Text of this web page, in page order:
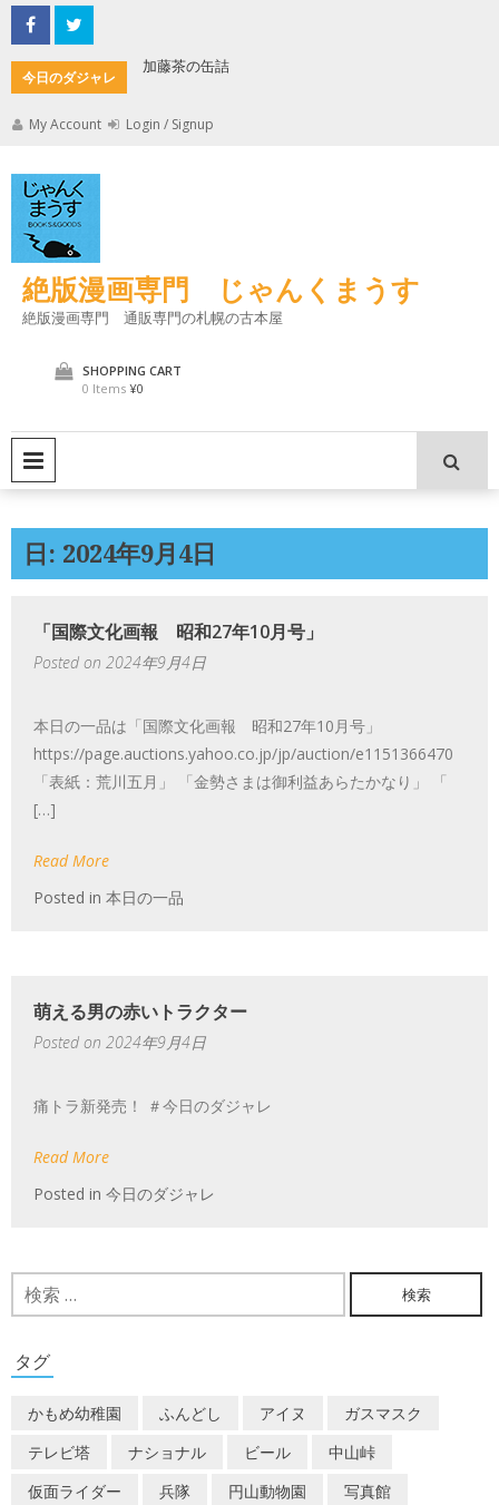
Skip
to
content
今日のダジャレ
加藤茶の缶詰
My Account Login / Signup
絶版漫画専門 じゃんくまうす
絶版漫画専門 通販専門の札幌の古本屋
SHOPPING CART
0 Items ¥0
日: 2024年9月4日
「国際文化画報 昭和27年10月号」
Posted on 2024年9月4日
本日の一品は「国際文化画報 昭和27年10月号」
https://page.auctions.yahoo.co.jp/jp/auction/e1151366470
「表紙：荒川五月」 「金勢さまは御利益あらたかなり」 「
[…]
Read More
Posted in 本日の一品
萌える男の赤いトラクター
Posted on 2024年9月4日
痛トラ新発売！ ＃今日のダジャレ
Read More
Posted in 今日のダジャレ
検
索:
タグ
かもめ幼稚園 ふんどし アイヌ
ガスマスク
テレビ塔
ナショナル ビール
中山峠
仮面ライダー
兵隊 円山動物園
写真館